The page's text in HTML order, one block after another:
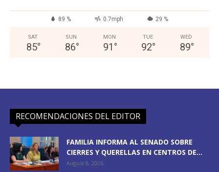
89 % 0.7mph 29 %
SAT
85°
SUN
86°
MON
91 °
TUE
92°
WED
89°
RECOMENDACIONES DEL EDITOR
FAMILIA INFORMA AL SENADO SOBRE
CIERRES Y QUERELLAS EN CENTROS DE...
August 8, 2026